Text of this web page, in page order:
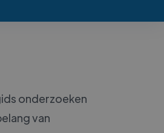
onderzoeken
van